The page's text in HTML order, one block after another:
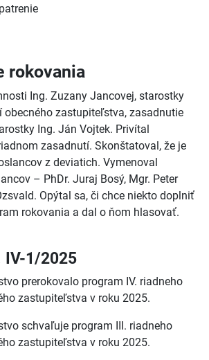
rokovania
Ing. Zuzany Jancovej, starostky
obecného zastupiteľstva, zasadnutie
Ing. Ján Vojtek. Privítal
zasadnutí. Skonštatoval, že je
z deviatich. Vymenoval
– PhDr. Juraj Bosý, Mgr. Peter
Opýtal sa, či chce niekto doplniť
rokovania a dal o ňom hlasovať.
IV-1/2025
prerokovalo program IV. riadneho
zastupiteľstva v roku 2025.
schvaľuje program III. riadneho
zastupiteľstva v roku 2025.